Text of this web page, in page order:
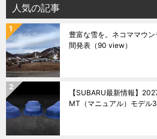
人気の記事
豊富な雪を。ネコママウ
間発表 （90 view）
【SUBARU最新情報】
MT（マニュアル）モデル